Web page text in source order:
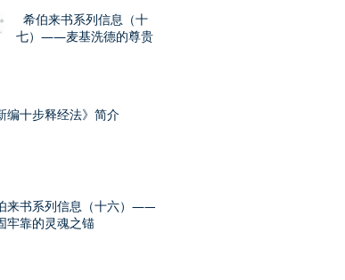
希伯来书系列信息（十
七）——麦基洗德的尊贵
编十步释经法》简介
来书系列信息（十六）——
牢靠的灵魂之锚